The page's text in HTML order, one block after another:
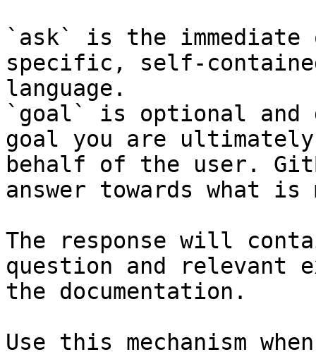
`ask` is the
specific, self-
language.
`goal` is optional and
goal you are
behalf of the user.
answer towards what
The response will
question and relevant
the documentation.
Use this mechanism